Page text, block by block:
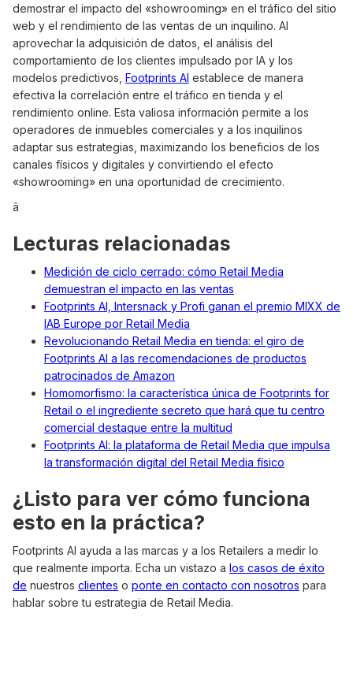
demostrar el impacto del «showrooming» en el tráfico del sitio
web y el rendimiento de las ventas de un inquilino. AI
aprovechar la adquisición de datos, el análisis del
comportamiento de los clientes impulsado por IA y los
modelos predictivos, Footprints AI establece de manera
efectiva la correlación entre el tráfico en tienda y el
rendimiento online. Esta valiosa información permite a los
operadores de inmuebles comerciales y a los inquilinos
adaptar sus estrategias, maximizando los beneficios de los
canales físicos y digitales y convirtiendo el efecto
«showrooming» en una oportunidad de crecimiento.
â
Lecturas relacionadas
Medición de ciclo cerrado: cómo Retail Media
demuestran el impacto en las ventas
Footprints AI, Intersnack y Profi ganan el premio MIXX de
IAB Europe por Retail Media
Revolucionando Retail Media en tienda: el giro de
Footprints AI a las recomendaciones de productos
patrocinados de Amazon
Homomorfismo: la característica única de Footprints for
Retail o el ingrediente secreto que hará que tu centro
comercial destaque entre la multitud
Footprints AI: la plataforma de Retail Media que impulsa
la transformación digital del Retail Media físico
¿Listo para ver cómo funciona
esto en la práctica?
Footprints AI ayuda a las marcas y a los Retailers a medir lo
que realmente importa. Echa un vistazo a los casos de éxito
de nuestros clientes o ponte en contacto con nosotros para
hablar sobre tu estrategia de Retail Media.